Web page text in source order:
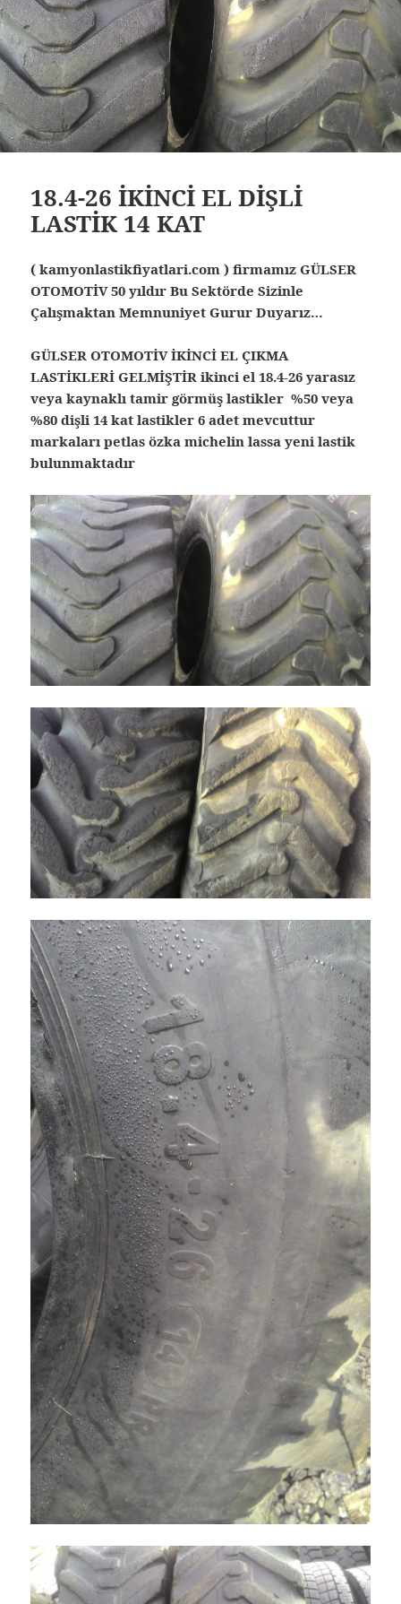
18.4-26 İKİNCİ EL DİŞLİ
LASTİK 14 KAT
( kamyonlastikfiyatlari.com ) firmamız GÜLSER
OTOMOTİV 50 yıldır Bu Sektörde Sizinle
Çalışmaktan Memnuniyet Gurur Duyarız…
GÜLSER OTOMOTİV İKİNCİ EL ÇIKMA
LASTİKLERİ GELMİŞTİR ikinci el 18.4-26 yarasız
veya kaynaklı tamir görmüş lastikler %50 veya
%80 dişli 14 kat lastikler 6 adet mevcuttur
markaları petlas özka michelin lassa yeni lastik
bulunmaktadır